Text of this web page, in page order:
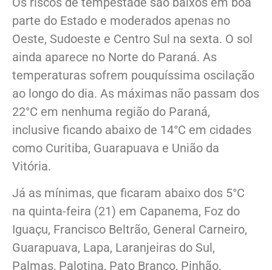
parte do Estado e moderados apenas no
Oeste, Sudoeste e Centro Sul na sexta. O sol
ainda aparece no Norte do Paraná. As
temperaturas sofrem pouquíssima oscilação
ao longo do dia. As máximas não passam dos
22°C em nenhuma região do Paraná,
inclusive ficando abaixo de 14°C em cidades
como Curitiba, Guarapuava e União da
Vitória.
Já as mínimas, que ficaram abaixo dos 5°C
na quinta-feira (21) em Capanema, Foz do
Iguaçu, Francisco Beltrão, General Carneiro,
Guarapuava, Lapa, Laranjeiras do Sul,
Palmas, Palotina, Pato Branco, Pinhão,